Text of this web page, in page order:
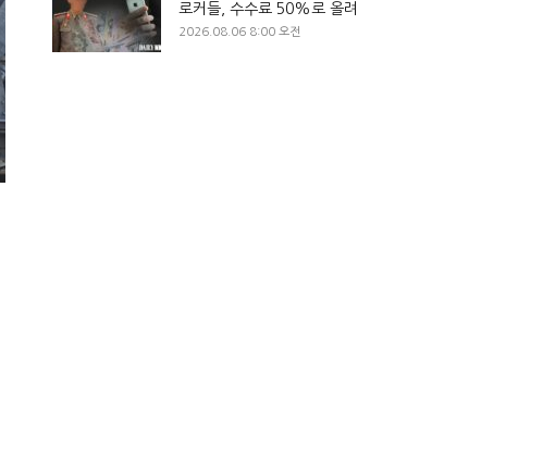
로커들, 수수료 50%로 올려
2026.08.06 8:00 오전